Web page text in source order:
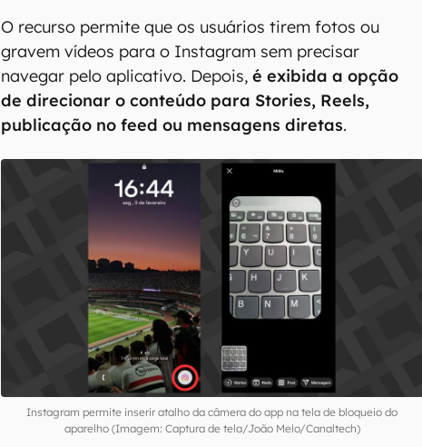
O recurso permite que os usuários tirem fotos ou
gravem vídeos para o Instagram sem precisar
navegar pelo aplicativo. Depois,é exibida a opção
de direcionar o conteúdo para Stories, Reels,
publicação no feed ou mensagens diretas.
Instagram permite inserir atalho da câmera do app na tela de bloqueio do
aparelho (Imagem: Captura de tela/João Melo/Canaltech)